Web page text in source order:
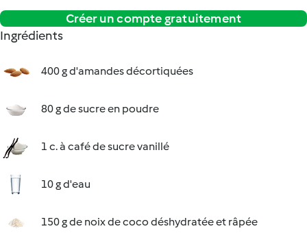
Créer un compte gratuitement
Ingrédients
400 g d'amandes décortiquées
80 g de sucre en poudre
1 c. à café de sucre vanillé
10 g d'eau
150 g de noix de coco déshydratée et râpée